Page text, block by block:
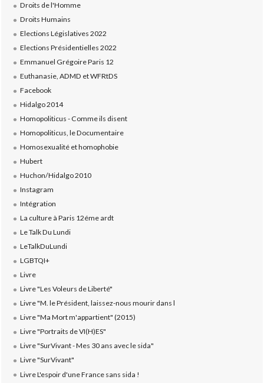
Droits de l'Homme
Droits Humains
Elections Législatives 2022
Elections Présidentielles 2022
Emmanuel Grégoire Paris 12
Euthanasie, ADMD et WFRtDS
Facebook
Hidalgo 2014
Homopoliticus - Comme ils disent
Homopoliticus, le Documentaire
Homosexualité et homophobie
Hubert
Huchon/Hidalgo 2010
Instagram
Intégration
La culture à Paris 12éme ardt
Le Talk Du Lundi
LeTalkDuLundi
LGBTQI+
Livre
Livre "Les Voleurs de Liberté"
Livre "M. le Président, laissez-nous mourir dans l
Livre "Ma Mort m'appartient" (2015)
Livre "Portraits de VI(H)ES"
Livre "SurVivant - Mes 30 ans avec le sida"
Livre "SurVivant"
Livre L'espoir d'une France sans sida !